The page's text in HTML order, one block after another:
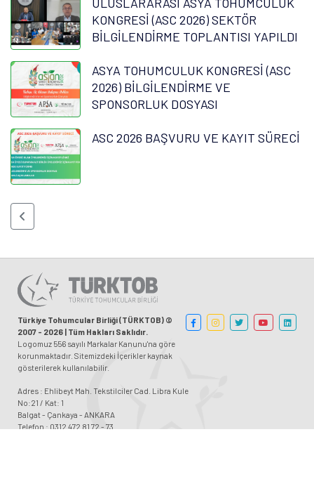
KONGRESİ (ASC 2026) SEKTÖR
BİLGİLENDİRME TOPLANTISI YAPILDI
ASYA TOHUMCULUK KONGRESİ (ASC
2026) BİLGİLENDİRME VE
SPONSORLUK DOSYASI
ASC 2026 BAŞVURU VE KAYIT SÜRECİ
Türkiye Tohumcular Birliği (TÜRKTOB) ©
2007 - 2026 | Tüm Hakları Saklıdır.
Logomuz 556 sayılı Markalar Kanunu'na göre
korunmaktadır. Sitemizdeki İçerikler kaynak
gösterilerek kullanılabilir.
Adres : Ehlibeyt Mah. Tekstilciler Cad. Libra Kule
No:21 / Kat: 1
Balgat - Çankaya - ANKARA
Telefon : 0312 472 81 72 - 73